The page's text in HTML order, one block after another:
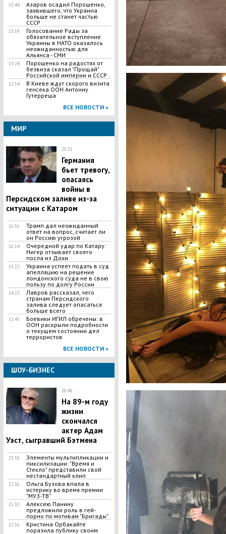
15:44
Азаров осадил Порошенко,
заявившего, что Украина
больше не станет частью
СССР
13:59
Голосование Рады за
обязательное вступление
Украины в НАТО оказалось
неожиданностью для
Альянса - СМИ
13:24
Порошенко на радостях от
безвиза сказал "Прощай"
Российской империи и СССР
12:54
В Киеве ждут скорого визита
генсека ООН Антониу
Гутерреша
ВСЕ НОВОСТИ »
МИР
20:51
Германия
бьет тревогу,
опасаясь
войны в
Персидском заливе из-за
ситуации с Катаром
16:56
Трамп дал неожиданный
ответ на вопрос, считает ли
он Россию угрозой
16:14
Очередной удар по Катару:
Нигер отзывает своего
посла из Дохи
15:21
Украина успеет подать в суд
апелляцию на решение
лондонского суда не в свою
пользу по долгу России
14:22
Лавров рассказал, чего
странам Персидского
залива следует опасаться
больше всего
11:45
Боевики ИГИЛ обречены: в
ООН раскрыли подробности
о текущем состоянии дел
террористов
ВСЕ НОВОСТИ »
ШОУ-БИЗНЕС
20:46
​На 89-м году
жизни
скончался
актер Адам
Уэст, сыгравший Бэтмена
23:50
Элементы мультипликации и
пиксилизации: "Время и
Стекло" представили свой
нестандартный клип
22:36
Ольга Бузова впала в
истерику во время премии
"МУЗ-ТВ"
21:35
Алексею Панину
предложили роль в гей-
порно по мотивам "Бригады"
21:16
Кристина Орбакайте
поразила публику своим